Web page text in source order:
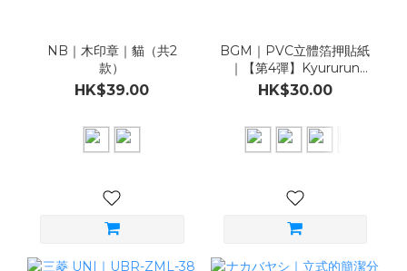
NB｜木印章｜貓（共2
款）
HK$39.00
BGM｜PVC立體箔押貼紙
｜【第4彈】Kyururun
Seal（共12款）
HK$30.00